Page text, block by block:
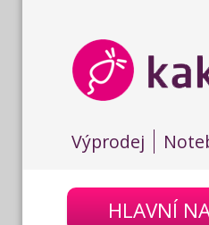
Výprodej
HLAVNÍ